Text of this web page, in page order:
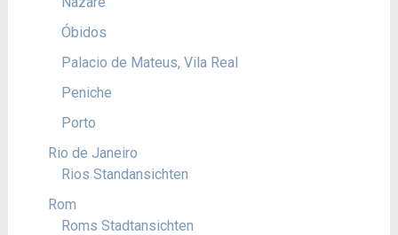
Óbidos
Palacio de Mateus, Vila Real
Peniche
Porto
Rio de Janeiro
Rios Standansichten
Rom
Roms Stadtansichten